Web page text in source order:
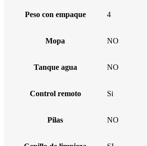
Peso con empaque 4
Mopa NO
Tanque agua NO
Control remoto Si
Pilas NO